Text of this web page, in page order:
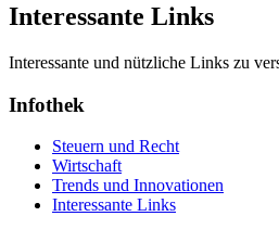
Interessante Links
Interessante und nützliche Links zu
Infothek
Steuern und Recht
Wirtschaft
Trends und Innovationen
Interessante Links